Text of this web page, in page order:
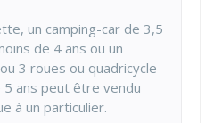
un camping-car de 3,5
de 4 ans ou un
3 roues ou quadricycle
ans peut être vendu
à un particulier.